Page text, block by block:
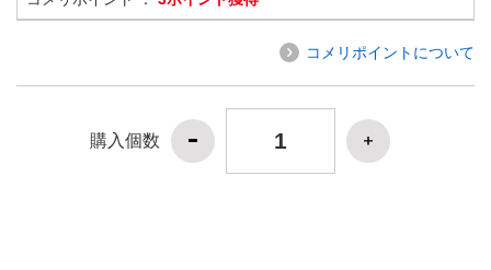
コメリポイントについて
購入個数